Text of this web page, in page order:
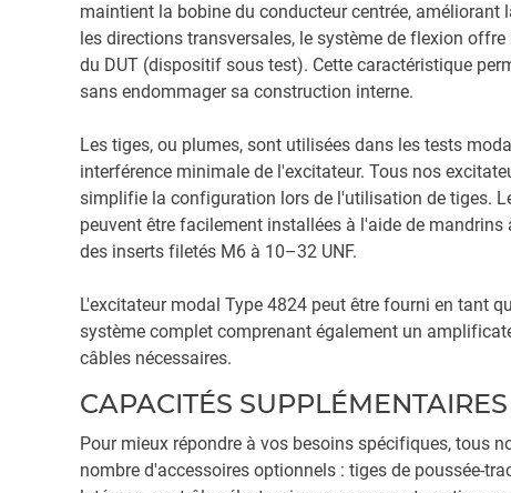
maintient la bobine du conducteur centrée,
les directions transversales, le système de flexion
du DUT (dispositif sous test). Cette caractéristique
sans endommager sa construction interne.
Les tiges, ou plumes, sont utilisées dans les tests
interférence minimale de l'excitateur. Tous nos
simplifie la configuration lors de l'utilisation de tiges.
peuvent être facilement installées à l'aide de
des inserts filetés M6 à 10–32 UNF.
L'excitateur modal Type 4824 peut être fourni en tant
système complet comprenant également un
câbles nécessaires.
CAPACITÉS SUPPLÉMENTAIRES
Pour mieux répondre à vos besoins spécifiques, tous
nombre d'accessoires optionnels : tiges de poussée-